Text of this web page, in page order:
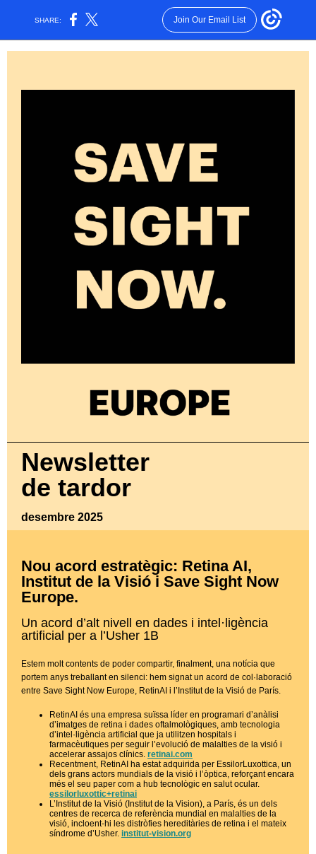
SHARE: Join Our Email List
Newsletter
de tardor
desembre 2025
Nou acord estratègic: Retina AI,
Institut de la Visió i Save Sight Now
Europe.
Un acord d’alt nivell en dades i intel·ligència
artificial per a l’Usher 1B
Estem molt contents de poder compartir, finalment, una notícia que
portem anys treballant en silenci: hem signat un acord de col·laboració
entre Save Sight Now Europe, RetinAI i l’Institut de la Visió de París.
RetinAI és una empresa suïssa líder en programari d’anàlisi
d’imatges de retina i dades oftalmològiques, amb tecnologia
d’intel·ligència artificial que ja utilitzen hospitals i
farmacèutiques per seguir l’evolució de malalties de la visió i
accelerar assajos clínics. retinai.com
Recentment, RetinAI ha estat adquirida per EssilorLuxottica, un
dels grans actors mundials de la visió i l’òptica, reforçant encara
més el seu paper com a hub tecnològic en salut ocular.
essilorluxotti c+retinai
L’Institut de la Visió (Institut de la Vision), a París, és un dels
centres de recerca de referència mundial en malalties de la
visió, incloent-hi les distròfies hereditàries de retina i el mateix
síndrome d’Usher. institut-vision.org